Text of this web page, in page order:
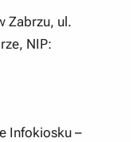
Zabrzu, ul.
NIP:
Infokiosku –